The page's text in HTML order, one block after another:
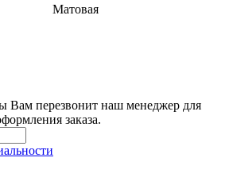
Матовая
Вам перезвонит наш менеджер для
заказа.